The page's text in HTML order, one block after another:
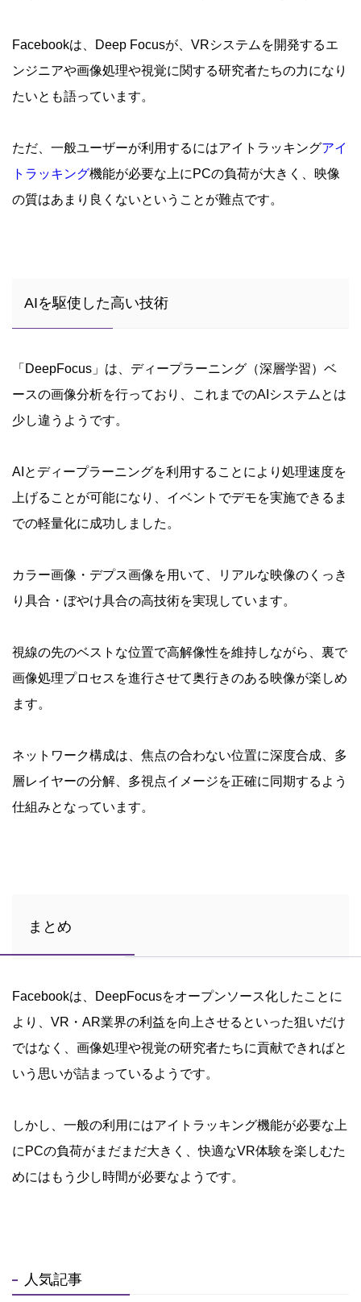
Facebookは、Deep Focusが、VRシステムを開発するエ
ンジニアや画像処理や視覚に関する研究者たちの力になり
たいとも語っています。
ただ、一般ユーザーが利用するにはアイトラッキングアイ
トラッキング機能が必要な上にPCの負荷が大きく、映像
の質はあまり良くないということが難点です。
AIを駆使した高い技術
「DeepFocus」は、ディープラーニング（深層学習）ベ
ースの画像分析を行っており、これまでのAIシステムとは
少し違うようです。
AIとディープラーニングを利用することにより処理速度を
上げることが可能になり、イベントでデモを実施できるま
での軽量化に成功しました。
カラー画像・デプス画像を用いて、リアルな映像のくっき
り具合・ぼやけ具合の高技術を実現しています。
視線の先のベストな位置で高解像性を維持しながら、裏で
画像処理プロセスを進行させて奥行きのある映像が楽しめ
ます。
ネットワーク構成は、焦点の合わない位置に深度合成、多
層レイヤーの分解、多視点イメージを正確に同期するよう
仕組みとなっています。
まとめ
Facebookは、DeepFocusをオープンソース化したことに
より、VR・AR業界の利益を向上させるといった狙いだけ
ではなく、画像処理や視覚の研究者たちに貢献できればと
いう思いが詰まっているようです。
しかし、一般の利用にはアイトラッキング機能が必要な上
にPCの負荷がまだまだ大きく、快適なVR体験を楽しむた
めにはもう少し時間が必要なようです。
人気記事